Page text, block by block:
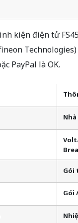
kiện điện tử
PayPal là OK.
Gói
Gói